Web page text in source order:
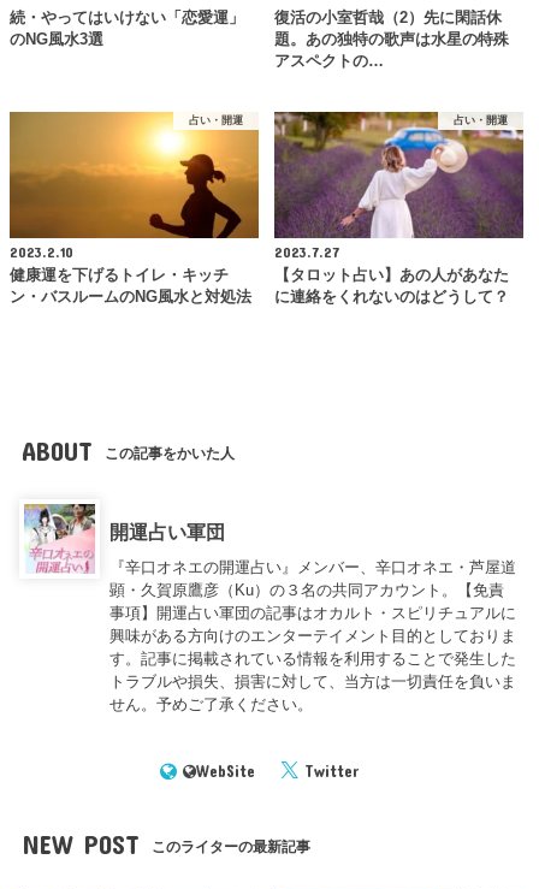
続・やってはいけない「恋愛運」
のNG風水3選
復活の小室哲哉（2）先に閑話休
題。あの独特の歌声は水星の特殊
アスペクトの…
占い・開運
2023.2.10
健康運を下げるトイレ・キッチ
ン・バスルームのNG風水と対処法
占い・開運
2023.7.27
【タロット占い】あの人があなた
に連絡をくれないのはどうして？
ABOUT この記事をかいた人
開運占い軍団
『辛口オネエの開運占い』メンバー、辛口オネエ・芦屋道
顕・久賀原鷹彦（Ku）の３名の共同アカウント。【免責
事項】開運占い軍団の記事はオカルト・スピリチュアルに
興味がある方向けのエンターテイメント目的としておりま
す。記事に掲載されている情報を利用することで発生した
トラブルや損失、損害に対して、当方は一切責任を負いま
せん。予めご了承ください。
WebSite Twitter
NEW POST このライターの最新記事